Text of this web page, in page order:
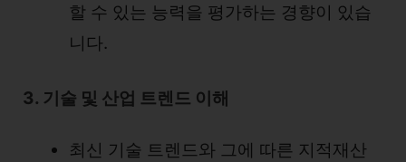
할 수 있는 능력을 평가하는 경향이 있습
니다.
3. 기술 및 산업 트렌드 이해
최신 기술 트렌드와 그에 따른 지적재산